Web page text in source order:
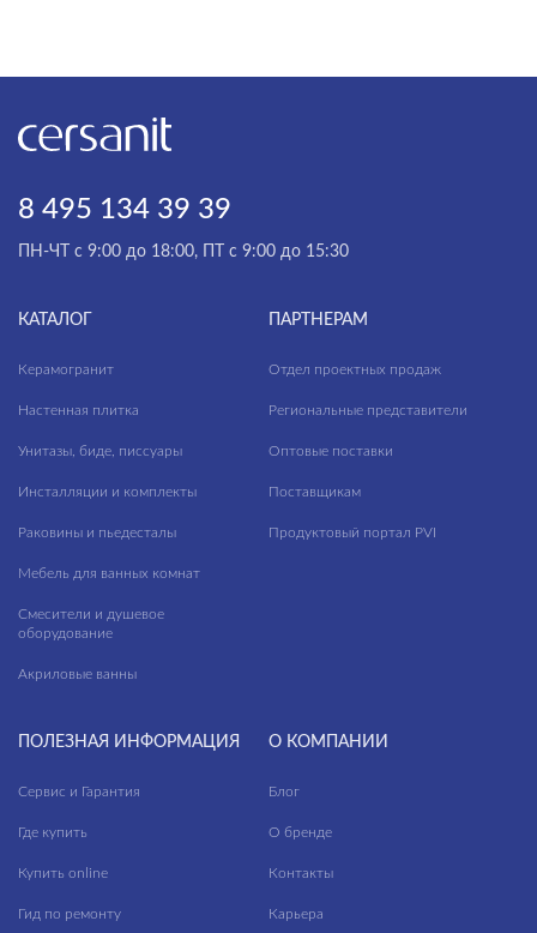
зеркала
инсталляции
комплектующие для мебели
пеналы
пьедесталы
раковины на столешницу
раковины подвесные
раковины с пьедесталом
рамы для ванн
сиденья для унитазов
ЦЕНА, ₽
Длина, см
—
—
8 495 134 39 39
ПН-ЧТ с 9:00 до 18:00, ПТ с 9:00 до 15:30
КАТАЛОГ
Керамогранит
Настенная плитка
Унитазы, биде, писсуары
Инсталляции и комплекты
Раковины и пьедесталы
Мебель для ванных комнат
Смесители и душевое
оборудование
Акриловые ванны
ПАРТНЕРАМ
Отдел проектных продаж
Региональные представители
Оптовые поставки
Поставщикам
Продуктовый портал PVI
ПОЛЕЗНАЯ ИНФОРМАЦИЯ
Сервис и Гарантия
Где купить
Купить online
Гид по ремонту
О КОМПАНИИ
Блог
О бренде
Контакты
Карьера